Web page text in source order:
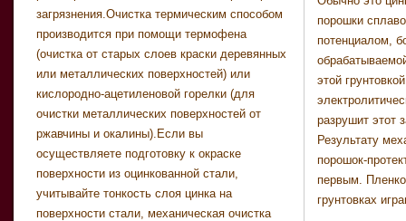
загрязнения.Очистка термическим способом
производится при помощи термофена
(очистка от старых слоев краски деревянных
или металлических поверхностей) или
кислородно-ацетиленовой горелки (для
очистки металлических поверхностей от
ржавчины и окалины).Если вы
осуществляете подготовку к окраске
поверхности из оцинкованной стали,
учитывайте тонкость слоя цинка на
поверхности стали, механическая очистка
порошки
потенциалом,
этой
разрушит этот
Результату
порошок-
первым.
грунтовках
случае загустения